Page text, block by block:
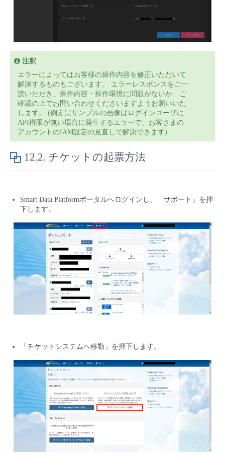
- Flexible InterConnect
- Flexible Remote Access
- vUTM2
注釈
エラーによってはお客様の操作内容を修正いただいて
解決するものもございます。 エラーレスポンスをご一
読いただき、操作内容・操作環境に問題がないか、ご
確認の上でお問い合わせくださいますようお願いいた
します。 (例えばサンプルの画像はログインユーザに
API権限が無い場合に発生するエラーで、お客さまの
アカウントのIAM設定の見直しで解決できます)
12.2. チケットの起票方法
Smart Data Platformポータルへログインし、「サポート」を押
下します。
「チケットシステムへ移動」を押下します。